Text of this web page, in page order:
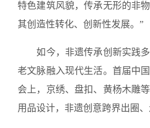
特色建筑风貌，传承无形的非
其创造性转化、创新性发展。”
如今，非遗传承创新实践多
老文脉融入现代生活。首届中
会上，京绣、盘扣、黄杨木雕
用品设计，非遗创意跨界出圈、